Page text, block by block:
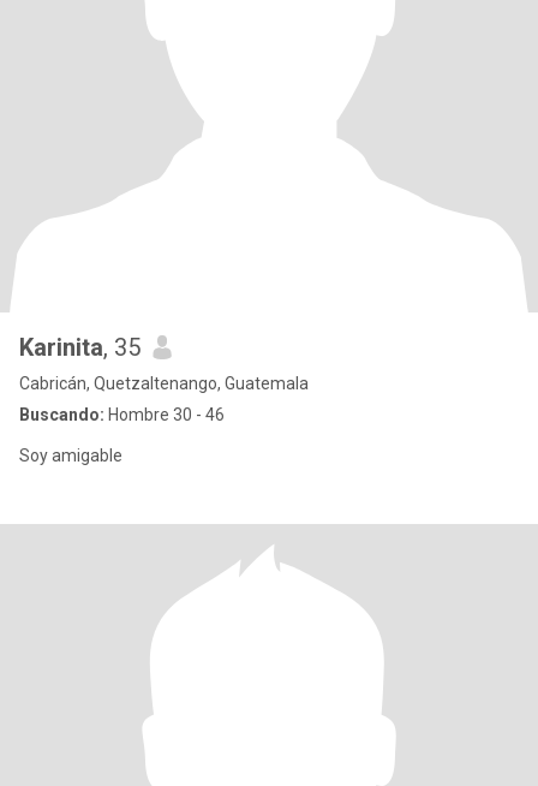
Karinita, 35
Cabricán, Quetzaltenango, Guatemala
Buscando: Hombre 30 - 46
Soy amigable